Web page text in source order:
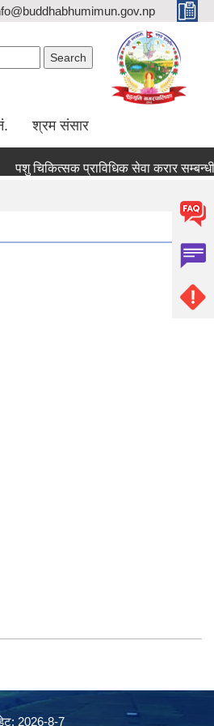
श्रम संसार
पशु चिकित्सक प्राविधिक सेवा करार सम्बन्धी
2026-8-7